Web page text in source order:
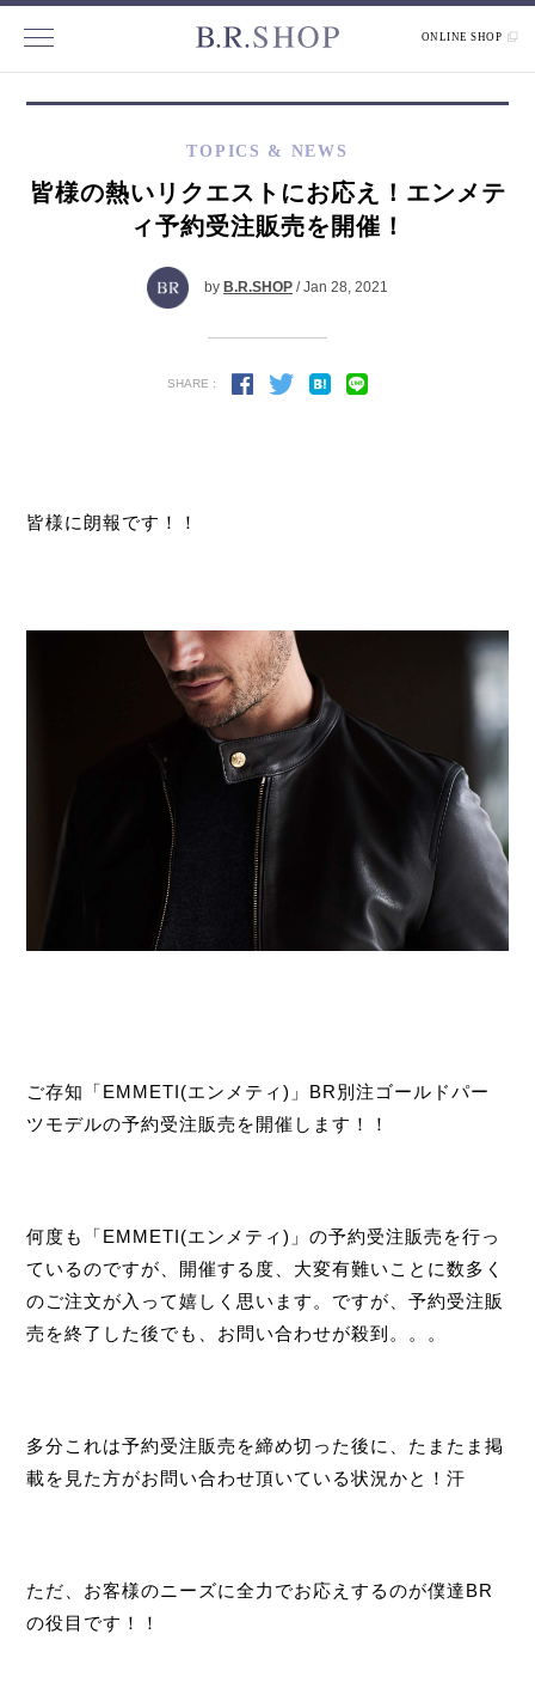
ONLINE SHOP
TOPICS & NEWS
皆様の熱いリクエストにお応え！エンメテ
ィ予約受注販売を開催！
by B.R.SHOP / Jan 28, 2021
SHARE :
皆様に朗報です！！
ご存知「EMMETI(エンメティ)」BR別注ゴールドパー
ツモデルの予約受注販売を開催します！！
何度も「EMMETI(エンメティ)」の予約受注販売を行っ
ているのですが、開催する度、大変有難いことに数多く
のご注文が入って嬉しく思います。ですが、予約受注販
売を終了した後でも、お問い合わせが殺到。。。
多分これは予約受注販売を締め切った後に、たまたま掲
載を見た方がお問い合わせ頂いている状況かと！汗
ただ、お客様のニーズに全力でお応えするのが僕達BR
の役目です！！